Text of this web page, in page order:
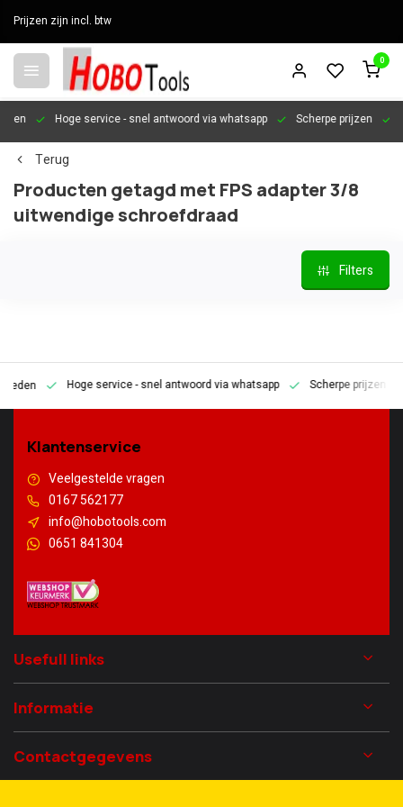
Prijzen zijn incl. btw
0
Hoge service- snel antwoord via whatsapp Scherpe prijzen
Terug
Producten getagd met FPS adapter 3/8
uitwendige schroefdraad
Filters
Hoge service- snel antwoord via whatsapp Scherpe prijzen
Klantenservice
Veelgestelde vragen
0167 562177
info@hobotools.com
0651 841304
Usefull links
Informatie
Contactgegevens